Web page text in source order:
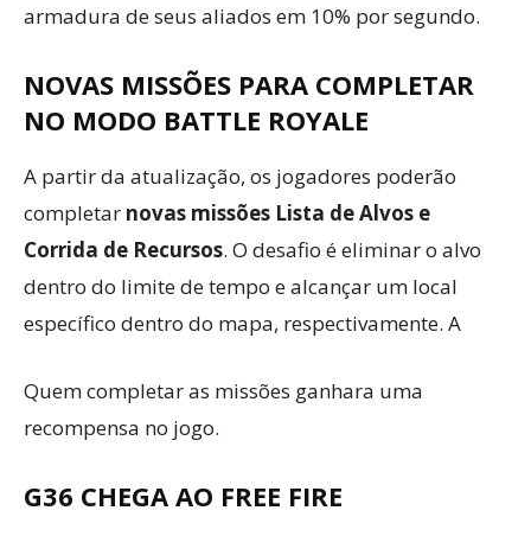
armadura de seus aliados em 10% por segundo.
NOVAS MISSÕES PARA COMPLETAR
NO MODO BATTLE ROYALE
A partir da atualização, os jogadores poderão
completar novas missões Lista de Alvos e
Corrida de Recursos. O desafio é eliminar o alvo
dentro do limite de tempo e alcançar um local
específico dentro do mapa, respectivamente. A
Quem completar as missões ganhara uma
recompensa no jogo.
G36 CHEGA AO FREE FIRE